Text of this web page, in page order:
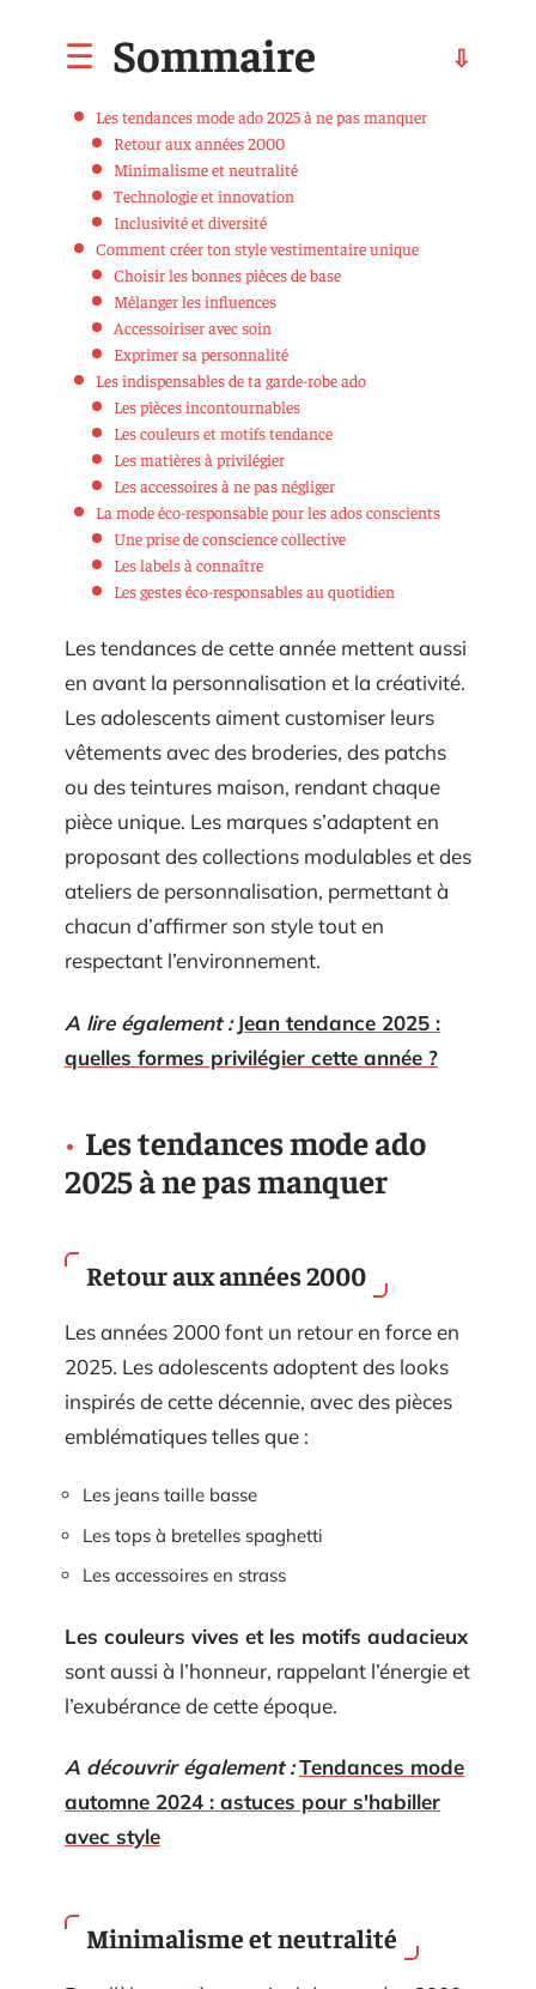
Sommaire
Les tendances mode ado 2025 à ne pas manquer
Retour aux années 2000
Minimalisme et neutralité
Technologie et innovation
Inclusivité et diversité
Comment créer ton style vestimentaire unique
Choisir les bonnes pièces de base
Mélanger les influences
Accessoiriser avec soin
Exprimer sa personnalité
Les indispensables de ta garde-robe ado
Les pièces incontournables
Les couleurs et motifs tendance
Les matières à privilégier
Les accessoires à ne pas négliger
La mode éco-responsable pour les ados conscients
Une prise de conscience collective
Les labels à connaître
Les gestes éco-responsables au quotidien
Les tendances de cette année mettent aussi
en avant la personnalisation et la créativité.
Les adolescents aiment customiser leurs
vêtements avec des broderies, des patchs
ou des teintures maison, rendant chaque
pièce unique. Les marques s’adaptent en
proposant des collections modulables et des
ateliers de personnalisation, permettant à
chacun d’affirmer son style tout en
respectant l’environnement.
A lire également : Jean tendance 2025 :
quelles formes privilégier cette année ?
Les tendances mode ado
2025 à ne pas manquer
Retour aux années 2000
Les années 2000 font un retour en force en
2025. Les adolescents adoptent des looks
inspirés de cette décennie, avec des pièces
emblématiques telles que :
Les jeans taille basse
Les tops à bretelles spaghetti
Les accessoires en strass
Les couleurs vives et les motifs audacieux
sont aussi à l’honneur, rappelant l’énergie et
l’exubérance de cette époque.
A découvrir également :Tendances mode
automne 2024 : astuces pour s'habiller
avec style
Minimalisme et neutralité